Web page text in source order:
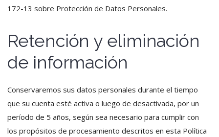
172-13 sobre Protección de Datos Personales.
Retención y eliminación
de información
Conservaremos sus datos personales durante el tiempo
que su cuenta esté activa o luego de desactivada, por un
período de 5 años, según sea necesario para cumplir con
los propósitos de procesamiento descritos en esta Política